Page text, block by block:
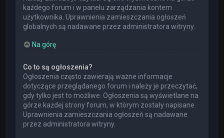
każdego forum i w panelu zarządzania kontem
użytkownika. Uprawnienia zamieszczania ogłoszeń
globalnych są nadawane przez administratora witryny.
Na górę
Co to są ogłoszenia?
Ogłoszenia często zawierają ważne informacje
dotyczące przeglądanego forum i należy je przeczytać,
gdy tylko jest to możliwe. Ogłoszenia są wyświetlane na
górze każdej strony forum, w którym zostały napisane.
Uprawnienia zamieszczania ogłoszeń są nadawane
przez administratora witryny.